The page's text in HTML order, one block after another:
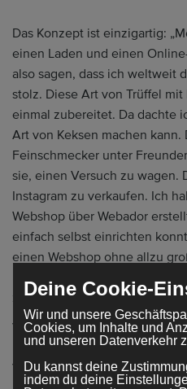
Das Konzept ist einzigartig:
einen Laden und einen
also sagen, dass ich weltweit
stolz. Diese Art von Trüffel
einmal zubereitet. Da dachte
Art von Keksen machen kann.
Feinschmecker unter
sie, einen Versuch zu wagen.
Instagram zu verkaufen. Ich
Webshop über Webador
einfach selbst einrichten
einen Webshop ohne allzu
zu verwenden.“
Vor einem Jahr sind die
plötzlich in die Höhe
Verkauf von Gebäck ist
Deine Cookie-
Wir und unsere
Cookies, um Inhalte und
und unseren Datenverkehr
Du kannst deine
indem du deine